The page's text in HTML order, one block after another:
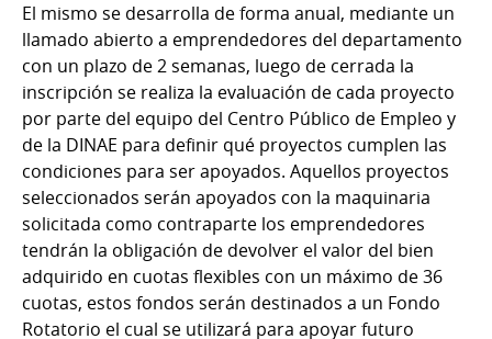
El mismo se desarrolla de forma anual, mediante un
llamado abierto a emprendedores del departamento
con un plazo de 2 semanas, luego de cerrada la
inscripción se realiza la evaluación de cada proyecto
por parte del equipo del Centro Público de Empleo y
de la DINAE para definir qué proyectos cumplen las
condiciones para ser apoyados. Aquellos proyectos
seleccionados serán apoyados con la maquinaria
solicitada como contraparte los emprendedores
tendrán la obligación de devolver el valor del bien
adquirido en cuotas flexibles con un máximo de 36
cuotas, estos fondos serán destinados a un Fondo
Rotatorio el cual se utilizará para apoyar futuro